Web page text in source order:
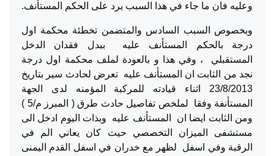
وعليه فان ما جاء في هذا السبب يرد على الحكم المستأنف.
وبخصوص السبب السادس والمتضمن تخطئة محكمة اول
درجة بالحكم المستأنف عليه ببدل فقدان الدخل
المستقبلي ، وفي هذا و بالعودة لملف محكمة اول درجة
نجد من الثابت ان المستأنف عليه تعرض لحادث سير بتاريخ
23/8/2013 اثناء قيادته للمركبة المؤمنه لدى الجهة
المستأنفة وفقا لملخص تفاصيل حادث طرق ( المبرز م/5 )
ومن الثابت ايضا ان المستأنف عليه وبذات اليوم ادخل الى
مستشفى الميزان التخصصي حيث كان يعاني الم في
الرقبة وفي اسفل لظهر مع خدران في اسفل القدم اليمنى